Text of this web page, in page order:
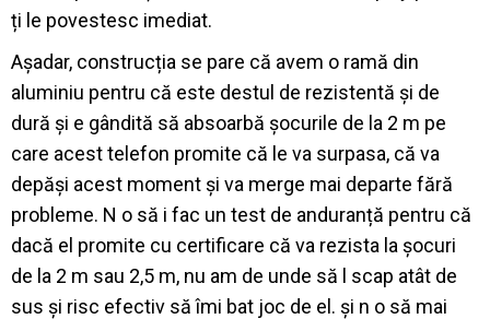
ți le povestesc imediat.
Așadar, construcția se pare că avem o ramă din
aluminiu pentru că este destul de rezistentă și de
dură și e gândită să absoarbă șocurile de la 2 m pe
care acest telefon promite că le va surpasa, că va
depăși acest moment și va merge mai departe fără
probleme. N o să i fac un test de anduranță pentru că
dacă el promite cu certificare că va rezista la șocuri
de la 2 m sau 2,5 m, nu am de unde să l scap atât de
sus și risc efectiv să îmi bat joc de el. și n o să mai